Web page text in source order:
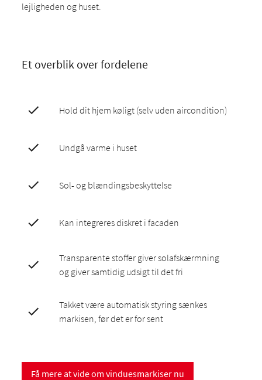
lejligheden og huset.
Et overblik over fordelene
Hold dit hjem køligt (selv uden aircondition)
Undgå varme i huset
Sol- og blændingsbeskyttelse
Kan integreres diskret i facaden
Transparente stoffer giver solafskærmning
og giver samtidig udsigt til det fri
Takket være automatisk styring sænkes
markisen, før det er for sent
Få mere at vide om vinduesmarkiser nu